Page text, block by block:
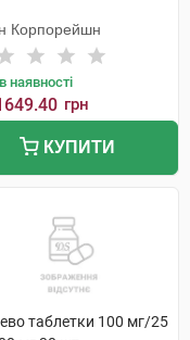
Корпорейшн
наявності
грн
КУПИТИ
таблетки 100 мг/25